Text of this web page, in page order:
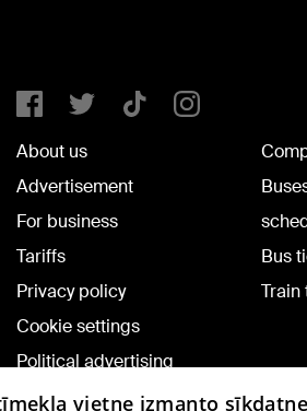
About us
Advertisement
For business
Tariffs
Privacy policy
Cookie settings
Political advertising
Cookie policy
Bus
Train
vietne izmanto